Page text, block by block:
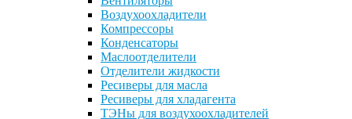
Воздухоохладители
Компрессоры
Конденсаторы
Маслоотделители
Отделители жидкости
Ресиверы для масла
Ресиверы для хладагента
ТЭНы для воздухоохладителей